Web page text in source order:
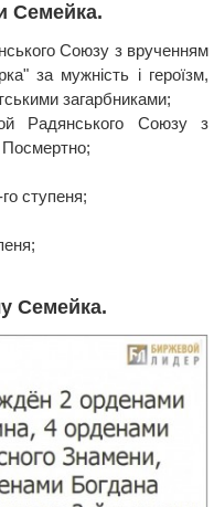
Семейка.
Союзу з врученням
за мужність і героїзм,
загарбниками;
Радянського Союзу з
Посмертно;
ступеня;
Семейка.